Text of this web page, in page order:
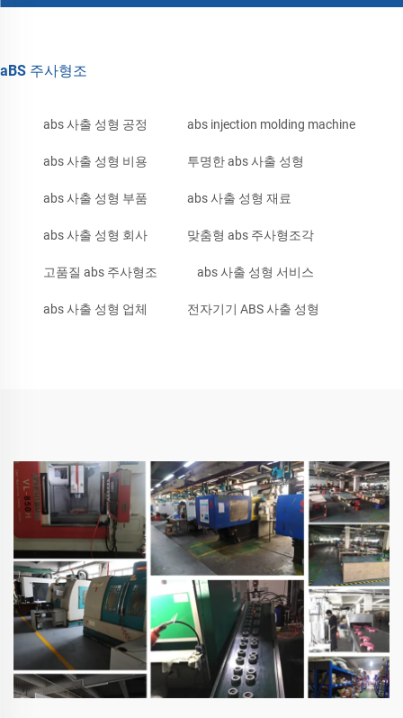
aBS 주사형조
abs 사출 성형 공정 abs injection molding machine
abs 사출 성형 비용 투명한 abs 사출 성형
abs 사출 성형 부품 abs 사출 성형 재료
abs 사출 성형 회사 맞춤형 abs 주사형조각
고품질 abs 주사형조 abs 사출 성형 서비스
abs 사출 성형 업체 전자기기 ABS 사출 성형